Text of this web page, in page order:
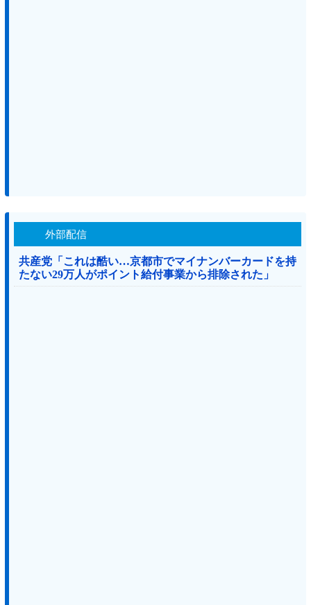
外部配信
共産党「これは酷い…京都市でマイナンバーカードを持
たない29万人がポイント給付事業から排除された」